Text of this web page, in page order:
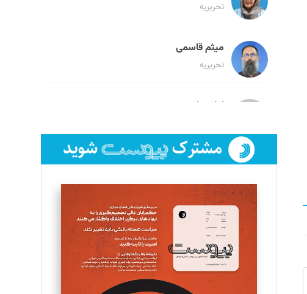
تحریریه
میثم قاسمی
تحریریه
لیلا حنارود
فائزه فتحی رستمی
تحریریه
سروش کرمیان
تحریریه
مینا پاکدل